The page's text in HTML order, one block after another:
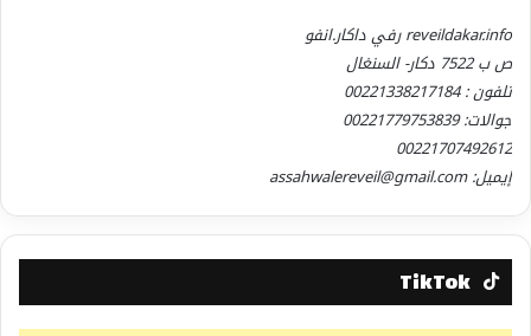
reveildakar.info رفي داكار.انفو
ص ب 7522 دكار- السنغال
تلفون : 00221338217184
جوالات: 00221779753839
00221707492612
إيميل: assahwalereveil@gmail.com
TikTok